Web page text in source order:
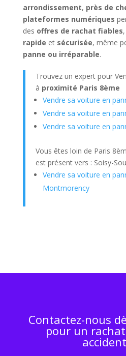
arrondissement, près de
plateformes numériques
des offres de rachat fiables
rapide et sécurisée, même
panne ou irréparable.
Trouvez un expert pour
à proximité Paris 8ème
Vendre sa voiture en
Vendre sa voiture en
Vendre sa voiture en
Vous êtes loin de Paris
est présent vers : Soisy-
Vendre sa voiture en
Montmorency
Contactez-nous
pour un